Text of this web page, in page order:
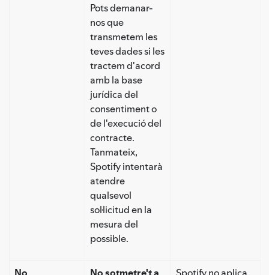
Pots demanar-
nos que
transmetem les
teves dades si les
tractem d'acord
amb la base
jurídica del
consentiment o
de l'execució del
contracte.
Tanmateix,
Spotify intentarà
atendre
qualsevol
sol·licitud en la
mesura del
possible.
No
No sotmetre't a
Spotify no aplica